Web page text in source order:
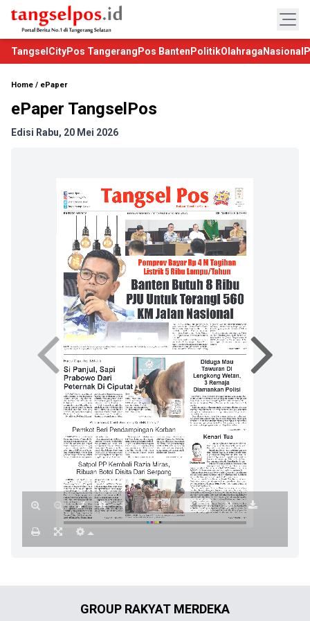
TangselCityPos Tangerang Pos Banten PolitikOlahraga Nasional
Home / ePaper
ePaper TangselPos
Edisi Rabu, 20 Mei 2026
GROUP RAKYAT MERDEKA